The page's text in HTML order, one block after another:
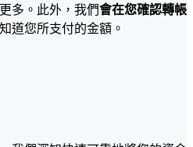
多。此外，我們會在您確認轉帳
道您所支付的金額。